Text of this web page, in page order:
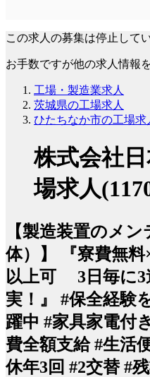
この求人の募集は停止して
お手数ですが他の求人情報
工場・製造業求人
茨城県の工場求人
ひたちなか市の工場求
株式会社
場求人
【製造装置のメ
体）】 『寮費無料
以上可 3日毎に3
実！』 #保全経験
躍中 #家具家電付
費全額支給 #生活
休年3回 #2交替 #